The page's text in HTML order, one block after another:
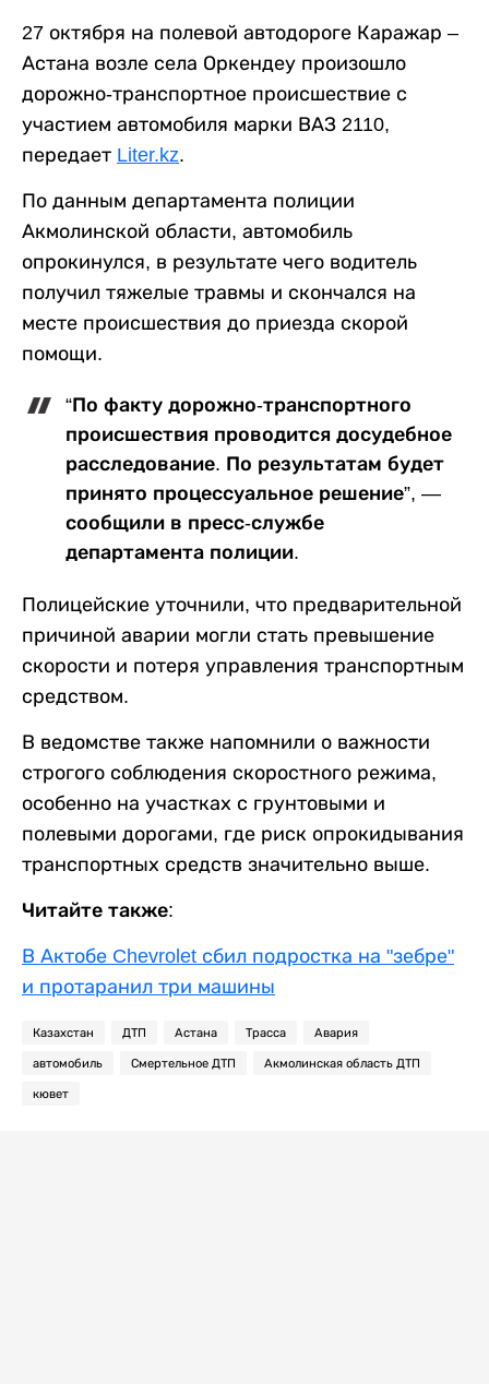
27 октября на полевой автодороге Каражар –
Астана возле села Оркендеу произошло
дорожно-транспортное происшествие с
участием автомобиля марки ВАЗ 2110,
передает Liter.kz.
По данным департамента полиции
Акмолинской области, автомобиль
опрокинулся, в результате чего водитель
получил тяжелые травмы и скончался на
месте происшествия до приезда скорой
помощи.
“По факту дорожно-транспортного
происшествия проводится досудебное
расследование. По результатам будет
принято процессуальное решение”, —
сообщили в пресс-службе
департамента полиции.
Полицейские уточнили, что предварительной
причиной аварии могли стать превышение
скорости и потеря управления транспортным
средством.
В ведомстве также напомнили о важности
строгого соблюдения скоростного режима,
особенно на участках с грунтовыми и
полевыми дорогами, где риск опрокидывания
транспортных средств значительно выше.
Читайте также:
В Актобе Chevrolet сбил подростка на "зебре"
и протаранил три машины
Казахстан ДТП Астана Трасса Авария
автомобиль Смертельное ДТП Акмолинская область ДТП
кювет